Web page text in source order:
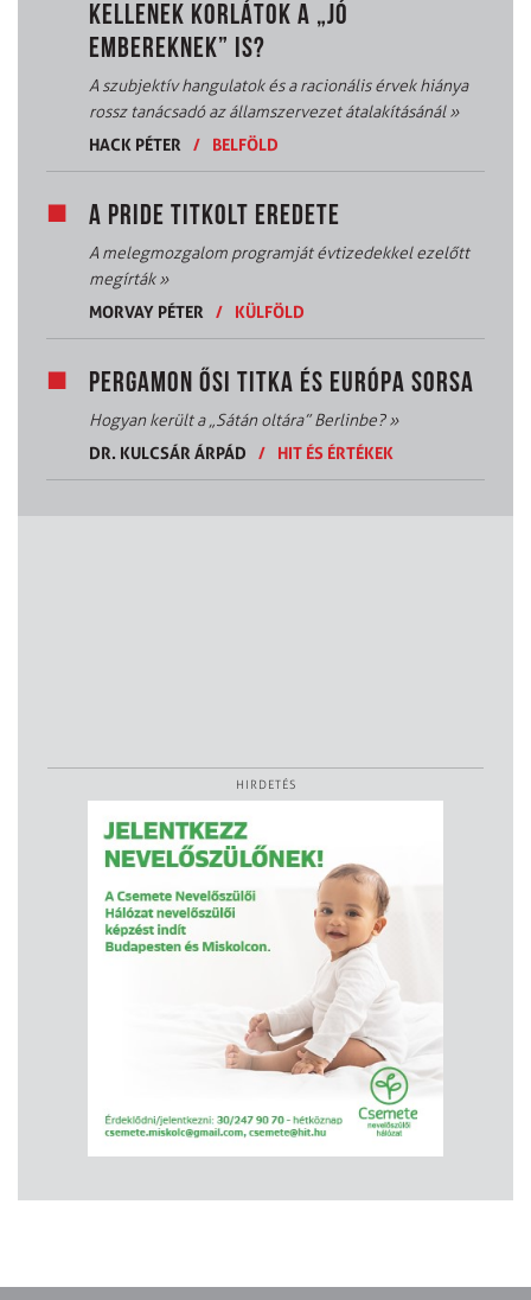
KELLENEK KORLÁTOK A „JÓ
EMBEREKNEK” IS?
A szubjektív hangulatok és a racionális érvek hiánya
rossz tanácsadó az államszervezet átalakításánál»
HACK PÉTER
/ BELFÖLD
A PRIDE TITKOLT EREDETE
A melegmozgalom programját évtizedekkel ezelőtt
megírták»
MORVAY PÉTER
/ KÜLFÖLD
PERGAMON ŐSI TITKA ÉS EURÓPA SORSA
Hogyan került a „Sátán oltára” Berlinbe?»
DR. KULCSÁR ÁRPÁD
/ HIT ÉS ÉRTÉKEK
HIRDETÉS